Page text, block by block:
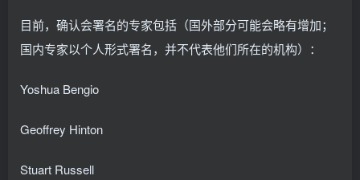
目前，确认会署名的专家包括（国外部分可能会略有增加；
国内专家以个人形式署名，并不代表他们所在的机构）：
Yoshua Bengio
Geoffrey Hinton
Stuart Russell